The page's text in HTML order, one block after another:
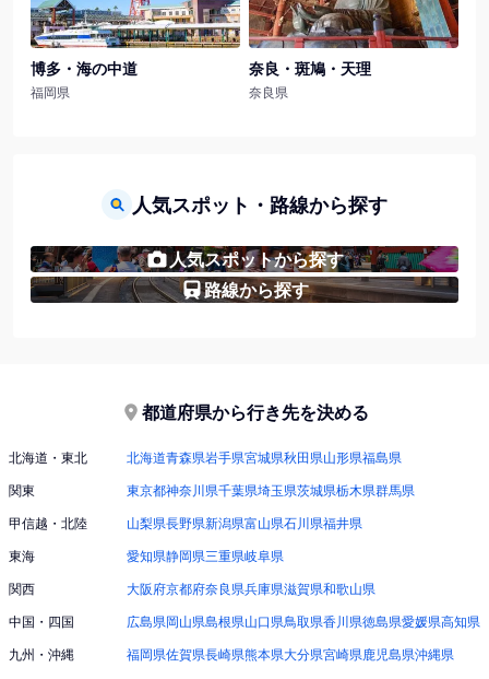
博多・海の中道
福岡県
奈良・斑鳩・天理
奈良県
人気スポット・路線から探す
人気スポットから探す
路線から探す
都道府県から行き先を決める
北海道・東北 北海道青森県岩手県宮城県秋田県山形県福島県
関東
東京都神奈川県千葉県埼玉県茨城県栃木県群馬県
甲信越・北陸
山梨県長野県新潟県富山県石川県福井県
東海
愛知県静岡県三重県岐阜県
関西
大阪府京都府奈良県兵庫県滋賀県和歌山県
中国・四国
広島県岡山県島根県山口県鳥取県香川県徳島県愛媛県高知県
九州・沖縄
福岡県佐賀県長崎県熊本県大分県宮崎県鹿児島県沖縄県